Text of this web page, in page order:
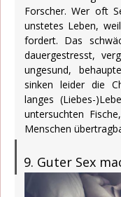
Forscher. Wer oft
unstetes Leben,
fordert. Das
dauergestresst,
ungesund,
sinken leider die
langes (Liebes-
untersuchten
Menschen
9. Guter Sex